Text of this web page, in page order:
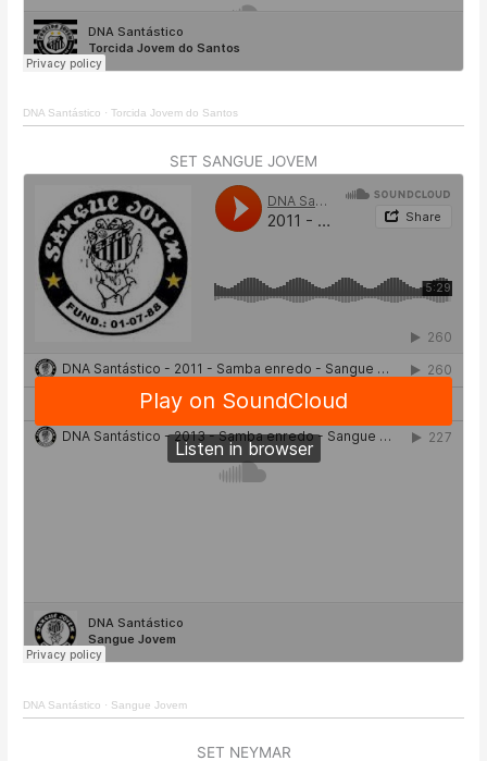
DNA Santástico ·Torcida Jovem do Santos
SET SANGUE JOVEM
DNA Santástico · Sangue Jovem
SET NEYMAR